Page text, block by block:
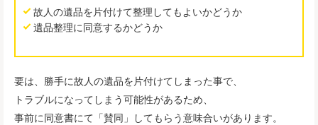
故人の遺品を片付けて整理してもよいかどうか
遺品整理に同意するかどうか
要は、勝手に故人の遺品を片付けてしまった事で、
トラブルになってしまう可能性があるため、
事前に同意書にて「賛同」してもらう意味合いがあります。